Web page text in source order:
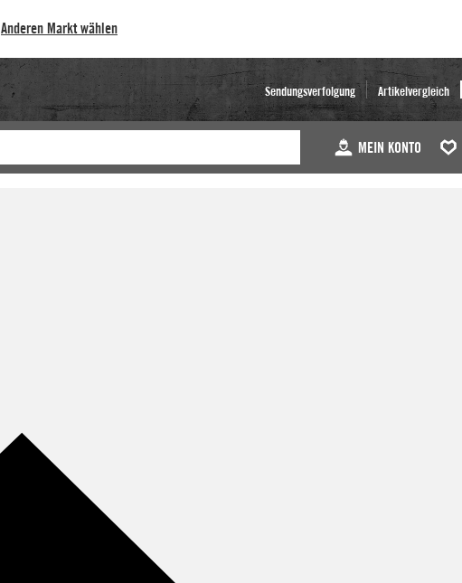
Anderen Markt wählen
Sendungsverfolgung Artikelvergleich
MEIN KONTO